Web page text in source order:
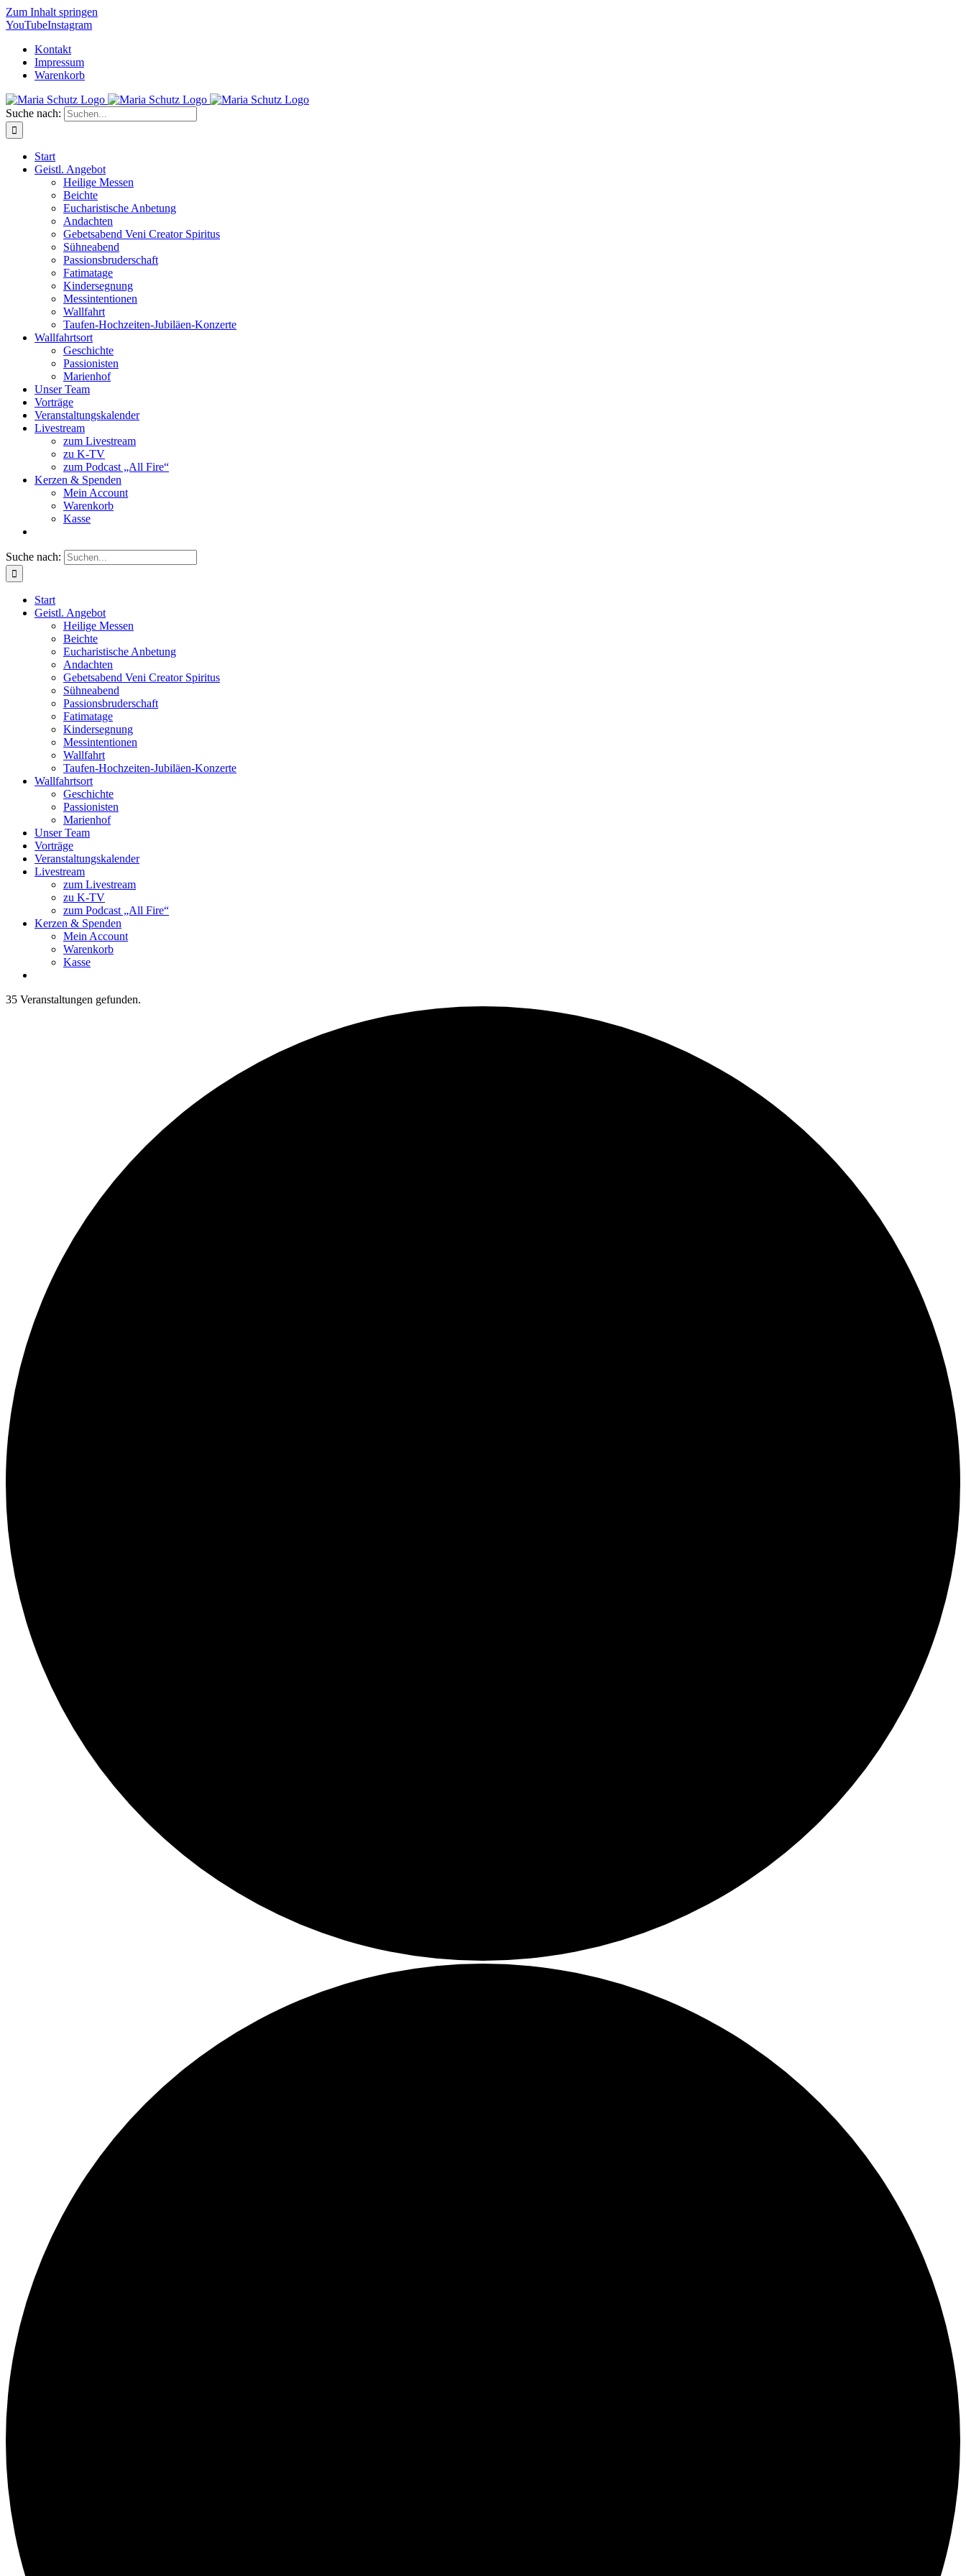
Zum Inhalt springen
YouTubeInstagram
Kontakt
Impressum
Warenkorb
Suche nach:
Start
Geistl. Angebot
Heilige Messen
Beichte
Eucharistische Anbetung
Andachten
Gebetsabend Veni Creator Spiritus
Sühneabend
Passionsbruderschaft
Fatimatage
Kindersegnung
Messintentionen
Wallfahrt
Taufen-Hochzeiten-Jubiläen-Konzerte
Wallfahrtsort
Geschichte
Passionisten
Marienhof
Unser Team
Vorträge
Veranstaltungskalender
Livestream
zum Livestream
zu K-TV
zum Podcast „All Fire“
Kerzen & Spenden
Mein Account
Warenkorb
Kasse
Suche nach:
Start
Geistl. Angebot
Heilige Messen
Beichte
Eucharistische Anbetung
Andachten
Gebetsabend Veni Creator Spiritus
Sühneabend
Passionsbruderschaft
Fatimatage
Kindersegnung
Messintentionen
Wallfahrt
Taufen-Hochzeiten-Jubiläen-Konzerte
Wallfahrtsort
Geschichte
Passionisten
Marienhof
Unser Team
Vorträge
Veranstaltungskalender
Livestream
zum Livestream
zu K-TV
zum Podcast „All Fire“
Kerzen & Spenden
Mein Account
Warenkorb
Kasse
35 Veranstaltungen gefunden.